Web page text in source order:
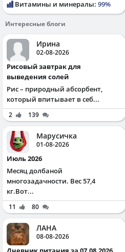
Витамины и минералы: 99%
Интересные блоги
Ирина
02-08-2026
Рисовый завтрак для
выведения солей
Рис – природный абсорбент,
который впитывает в себ...
2 139
Марусичка
01-08-2026
Июль 2026
Месяц долбаной
многозадачности. Вес 57,4
кг.Вот...
11 80
ЛАНА
08-08-2026